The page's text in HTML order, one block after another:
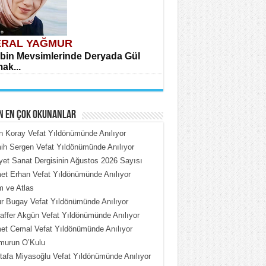
YAĞMUR
Mevsimlerinde Deryada Gül
ÇOBAN
Put Dışardaki Maskeler...
EN ÇOK OKUNANLAR
Koray Vefat Yıldönümünde Anılıyor
Sergen Vefat Yıldönümünde Anılıyor
Sanat Dergisinin Ağustos 2026 Sayısı
Erhan Vefat Yıldönümünde Anılıyor
ve Atlas
Bugay Vefat Yıldönümünde Anılıyor
Akgün Vefat Yıldönümünde Anılıyor
Cemal Vefat Yıldönümünde Anılıyor
O’Kulu
Miyasoğlu Vefat Yıldönümünde Anılıyor